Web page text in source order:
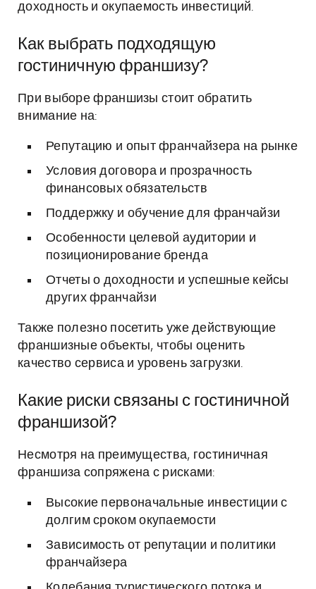
доходность и окупаемость инвестиций.
Как выбрать подходящую
гостиничную франшизу?
При выборе франшизы стоит обратить
внимание на:
Репутацию и опыт франчайзера на рынке
Условия договора и прозрачность
финансовых обязательств
Поддержку и обучение для франчайзи
Особенности целевой аудитории и
позиционирование бренда
Отчеты о доходности и успешные кейсы
других франчайзи
Также полезно посетить уже действующие
франшизные объекты, чтобы оценить
качество сервиса и уровень загрузки.
Какие риски связаны с гостиничной
франшизой?
Несмотря на преимущества, гостиничная
франшиза сопряжена с рисками:
Высокие первоначальные инвестиции с
долгим сроком окупаемости
Зависимость от репутации и политики
франчайзера